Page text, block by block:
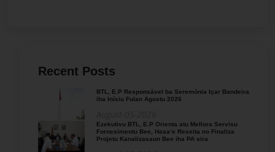
Recent Posts
BTL, E.P Responsável ba Seremónia Içar Bandeira
iha Inísiu Fulan Agostu 2026
Ezekutivu BTL, E.P Orienta atu Mellora Servisu
Fornesimentu Bee, Hasa’e Reseita no Finaliza
Projetu Kanalizasaun Bee iha PA sira